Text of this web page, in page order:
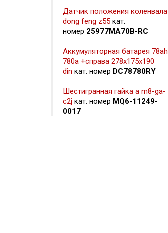
Датчик положения коленвала
dong feng z55 кат.
номер 25977MA70B-RC
Аккумуляторная батарея 78ah
780a +справа 278x175x190
din кат. номер DC78780RY
Шестигранная гайка а m8-ga-
c2j кат. номер MQ6-11249-
0017